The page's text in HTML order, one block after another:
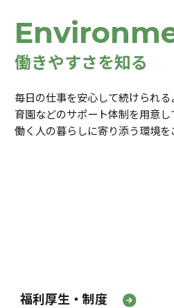
働きやすさを知る
毎日の仕事を安心して続けられ
育園などのサポート体制を用意し
働く人の暮らしに寄り添う環境を
福利厚生・制度